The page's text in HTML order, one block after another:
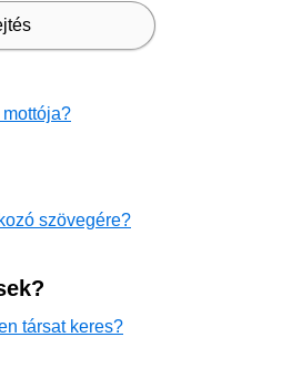
szövegére?
társat keres?